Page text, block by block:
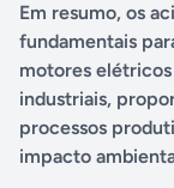
Em resumo, os
fundamentais
motores
industriais,
processos
impacto